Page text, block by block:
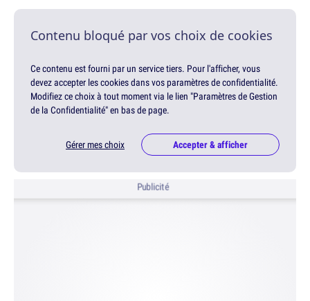
Contenu bloqué par vos choix de cookies
Ce contenu est fourni par un service tiers. Pour l'afficher, vous
devez accepter les cookies dans vos paramètres de confidentialité.
Modifiez ce choix à tout moment via le lien "Paramètres de Gestion
de la Confidentialité" en bas de page.
Gérer mes choix Accepter & afficher
Publicité